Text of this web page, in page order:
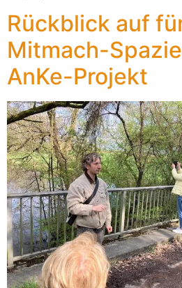
Rückblick auf
Mitmach-
AnKe-Projekt